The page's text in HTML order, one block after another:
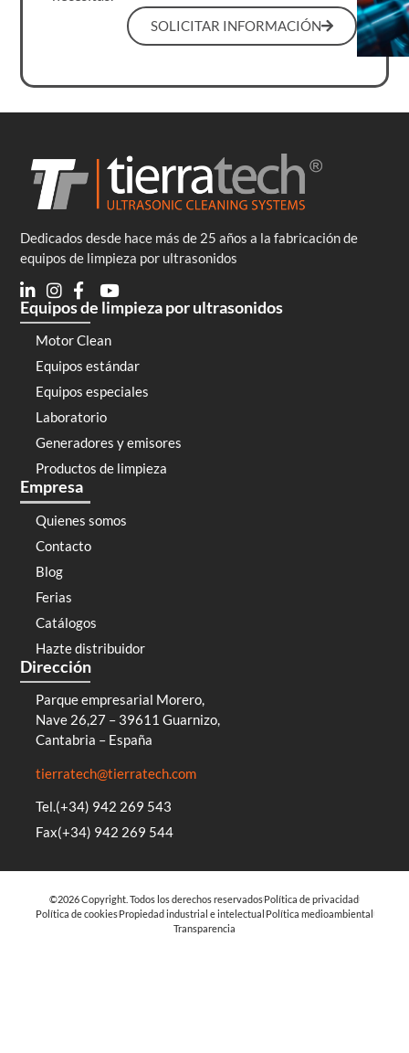
SOLICITAR INFORMACIÓN
Dedicados desde hace más de 25 años a la fabricación de
equipos de limpieza por ultrasonidos
Equipos de limpieza por ultrasonidos
Motor Clean
Equipos estándar
Equipos especiales
Laboratorio
Generadores y emisores
Productos de limpieza
Empresa
Quienes somos
Contacto
Blog
Ferias
Catálogos
Hazte distribuidor
Dirección
Parque empresarial Morero,
Nave 26,27 – 39611 Guarnizo,
Cantabria – España
tierratech@tierratech.com
Tel.(+34) 942 269 543
Fax(+34) 942 269 544
©2026 Copyright. Todos los derechos reservadosPolítica de privacidad
Política de cookiesPropiedad industrial e intelectualPolítica medioambiental
Transparencia